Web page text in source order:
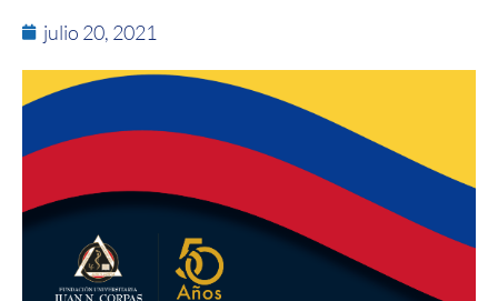
julio 20, 2021